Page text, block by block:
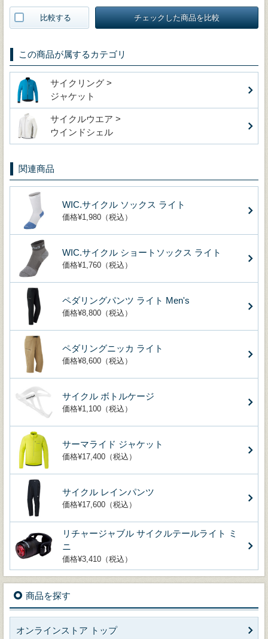
比較する チェックした商品を比較
この商品が属するカテゴリ
サイクリング >
ジャケット
サイクルウエア >
ウインドシェル
関連商品
WIC.サイクル ソックス ライト
価格¥1,980（税込）
WIC.サイクル ショートソックス ライト
価格¥1,760（税込）
ペダリングパンツ ライト Men's
価格¥8,800（税込）
ペダリングニッカ ライト
価格¥8,600（税込）
サイクル ボトルケージ
価格¥1,100（税込）
サーマライド ジャケット
価格¥17,400（税込）
サイクル レインパンツ
価格¥17,600（税込）
リチャージャブル サイクルテールライト ミ
ニ
価格¥3,410（税込）
商品を探す
オンラインストア トップ